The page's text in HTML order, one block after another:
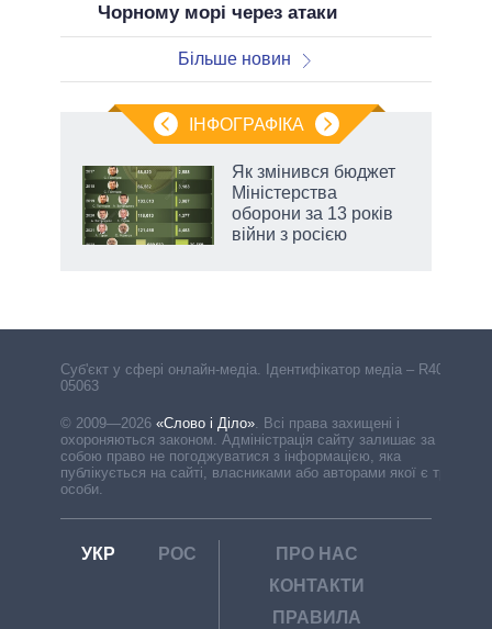
Чорному морі через атаки
Більше новин
ІНФОГРАФІКА
Як змінився бюджет
Міністерства
оборони за 13 років
війни з росією
Cуб'єкт у сфері онлайн-медіа. Ідентифікатор медіа – R40-
05063
© 2009—2026 «Слово і Діло» Всі права захищені і
охороняються законом. Адміністрація сайту залишає за
собою право не погоджуватися з інформацією, яка
публікується на сайті, власниками або авторами якої є треті
особи.
УКР РОС
ПРО НАС
КОНТАКТИ
ПРАВИЛА